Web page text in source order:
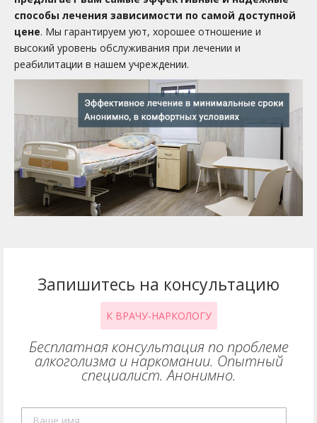
способы лечения зависимости по самой доступной
цене. Мы гарантируем уют, хорошее отношение и
высокий уровень обслуживания при лечении и
реабилитации в нашем учреждении.
Запишитесь на консультацию
К ВРАЧУ-НАРКОЛОГУ
Бесплатная консультация по проблеме
алкоголизма и наркомании. Опытный
специалист. Анонимно.